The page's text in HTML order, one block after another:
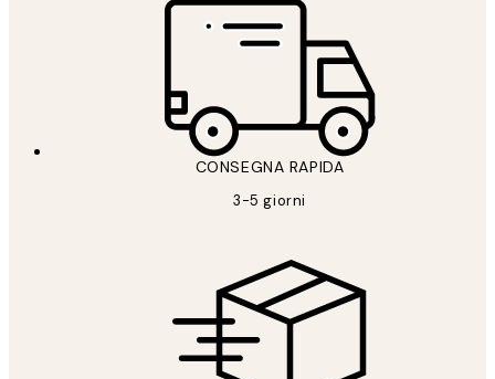
CONSEGNA RAPIDA
3-5 giorni